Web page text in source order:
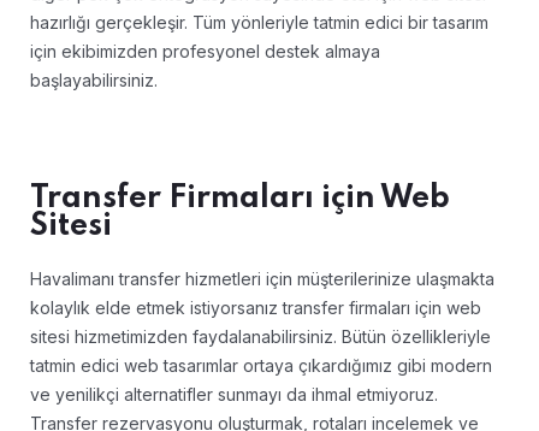
hazırlığı gerçekleşir. Tüm yönleriyle tatmin edici bir tasarım
için ekibimizden profesyonel destek almaya
başlayabilirsiniz.
Transfer Firmaları için Web
Sitesi
Havalimanı transfer hizmetleri için müşterilerinize ulaşmakta
kolaylık elde etmek istiyorsanız transfer firmaları için web
sitesi hizmetimizden faydalanabilirsiniz. Bütün özellikleriyle
tatmin edici web tasarımlar ortaya çıkardığımız gibi modern
ve yenilikçi alternatifler sunmayı da ihmal etmiyoruz.
Transfer rezervasyonu oluşturmak, rotaları incelemek ve